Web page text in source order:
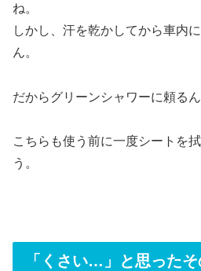
ね。
しかし、汗を乾かしてから車内
ん。
だからグリーンシャワーに頼るん
こちらも使う前に一度シートを
う。
「くさい…」と思った